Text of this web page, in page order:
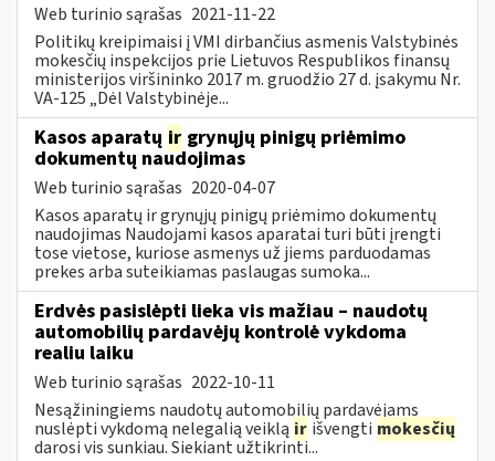
Web turinio sąrašas 2021-11-22
Politikų kreipimaisi į VMI dirbančius asmenis Valstybinės
mokesčių inspekcijos prie Lietuvos Respublikos finansų
ministerijos viršininko 2017 m. gruodžio 27 d. įsakymu Nr.
VA-125 „Dėl Valstybinėje...
Kasos aparatų ir grynųjų pinigų priėmimo
dokumentų naudojimas
Web turinio sąrašas 2020-04-07
Kasos aparatų ir grynųjų pinigų priėmimo dokumentų
naudojimas Naudojami kasos aparatai turi būti įrengti
tose vietose, kuriose asmenys už jiems parduodamas
prekes arba suteikiamas paslaugas sumoka...
Erdvės pasislėpti lieka vis mažiau – naudotų
automobilių pardavėjų kontrolė vykdoma
realiu laiku
Web turinio sąrašas 2022-10-11
Nesąžiningiems naudotų automobilių pardavėjams
nuslėpti vykdomą nelegalią veiklą ir išvengti mokesčių
darosi vis sunkiau. Siekiant užtikrinti...